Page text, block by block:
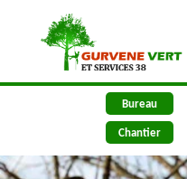
Bureau
Chantier